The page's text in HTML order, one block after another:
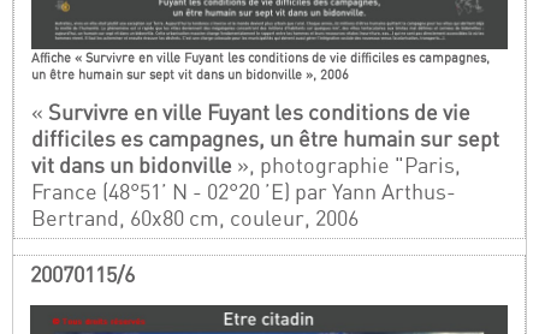
Affiche « Survivre en ville Fuyant les conditions de vie difficiles es campagnes,
un être humain sur sept vit dans un bidonville », 2006
« Survivre en ville Fuyant les conditions de vie
difficiles es campagnes, un être humain sur sept
vit dans un bidonville », photographie "Paris,
France (48°51’ N - 02°20 ’E) par Yann Arthus-
Bertrand, 60x80 cm, couleur, 2006
20070115/6